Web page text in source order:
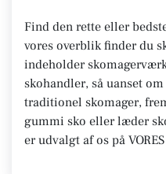
Find den rette eller
vores overblik finder du
indeholder
skohandler, så uanset
traditionel skomager,
gummi sko eller læder
er udvalgt af os på